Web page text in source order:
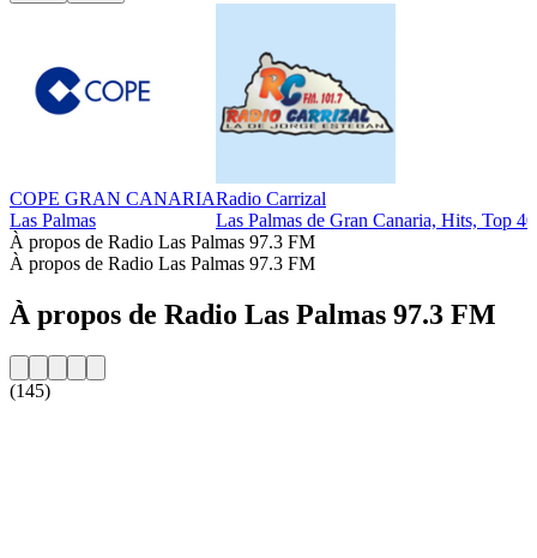
COPE GRAN CANARIA
Las Palmas
Radio Carrizal
Las Palmas de Gran Canaria, Hits, Top
À propos de Radio Las Palmas 97.3 FM
À propos de Radio Las Palmas 97.3 FM
À propos de Radio Las Palmas 97.3 FM
(145)